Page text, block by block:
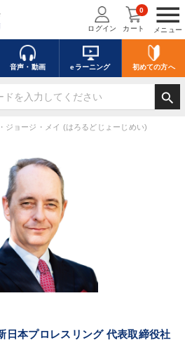
menu
メニュー
ログイン カート
0
音声・動画 eラーニング 初めての方へ
search
ジョージ・メイ (はろるどじょーじめい)
日本プロレスリング 代表取締役社